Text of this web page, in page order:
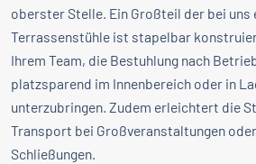
oberster Stelle. Ein Großteil der bei uns
Terrassenstühle ist stapelbar
Ihrem Team, die Bestuhlung nach
platzsparend im Innenbereich oder in
unterzubringen. Zudem erleichtert die
Transport bei Großveranstaltungen
Schließungen.